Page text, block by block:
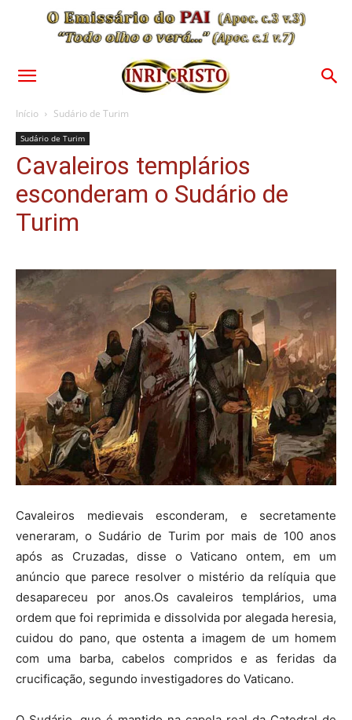
Início Sudário de Turim
Sudário de Turim
Cavaleiros templários
esconderam o Sudário de
Turim
Cavaleiros medievais esconderam, e secretamente
veneraram, o Sudário de Turim por mais de 100 anos
após as Cruzadas, disse o Vaticano ontem, em um
anúncio que parece resolver o mistério da relíquia que
desapareceu por anos.Os cavaleiros templários, uma
ordem que foi reprimida e dissolvida por alegada heresia,
cuidou do pano, que ostenta a imagem de um homem
com uma barba, cabelos compridos e as feridas da
crucificação, segundo investigadores do Vaticano.